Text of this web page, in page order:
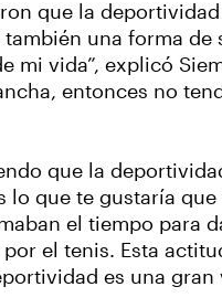
que la
una forma
vida”, explicó
entonces no
que la
que te gustaría
el tiempo para
el tenis. Esta
es una